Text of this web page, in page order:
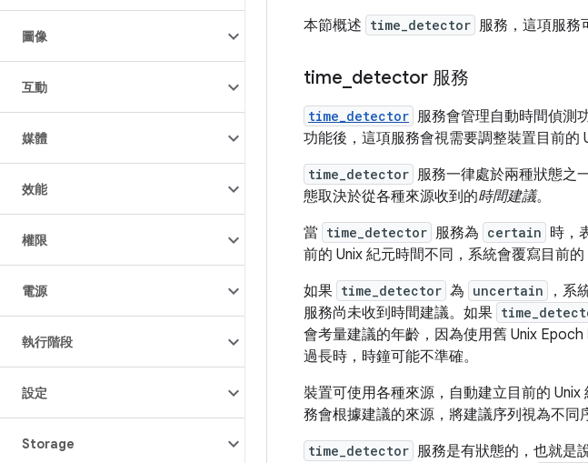
圖像
互動
媒體
效能
權限
電源
執行階段
設定
Storage
本節概述 time_detector 服務，這項服務
time detector 服務
time_detector 服務會管理自動時間偵測
功能後，這項服務會視需要調整裝置目前的
time_detector 服務一律處於兩種狀態之
態取決於從各種來源收到的時間建議。
當 time_detector 服務為 certain 時，
前的 Unix 紀元時間不同，系統會覆寫目前的
如果 time_detector 為 uncertain ，系
服務尚未收到時間建議。如果
會考量建議的年齡，因為使用舊 Unix
過長時，時鐘可能不準確。
裝置可使用各種來源，自動建立目前的 Unix
務會根據建議的來源，將建議序列視為不同
time_detector 服務是有狀態的，也就是